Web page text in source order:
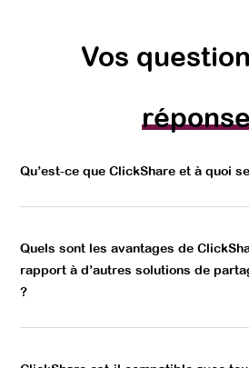
Vos
Qu’est-ce que ClickShare et à quoi
Quels sont les avantages de
rapport à d’autres solutions de
?